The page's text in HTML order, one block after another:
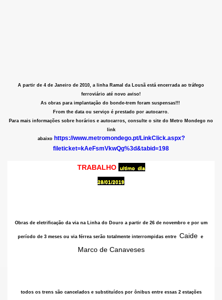
A partir de 4 de Janeiro de 2010, a linha Ramal da Lousã está encerrada ao tráfego
ferroviário até novo aviso!
As obras para implantação do bonde-trem foram suspensas!!!
From the data ou serviço é prestado por autocarro.
Para mais informações sobre horários e autocarros, consulte o site do Metro Mondego no
link
abaixo https://www.metromondego.pt/LinkClick.aspx?
fileticket=kAeFsmVkwQg%3d&tabid=198
TRABALHO ultimo dia
28/01/2019
Obras de eletrificação da via na Linha do Douro a partir de 26 de novembro e por um
período de 3 mesesou via férrea serão totalmente interrompidas entre Caidee
Marco de Canaveses
todos os trens são cancelados e substituídos por ônibus entre essas 2 estações